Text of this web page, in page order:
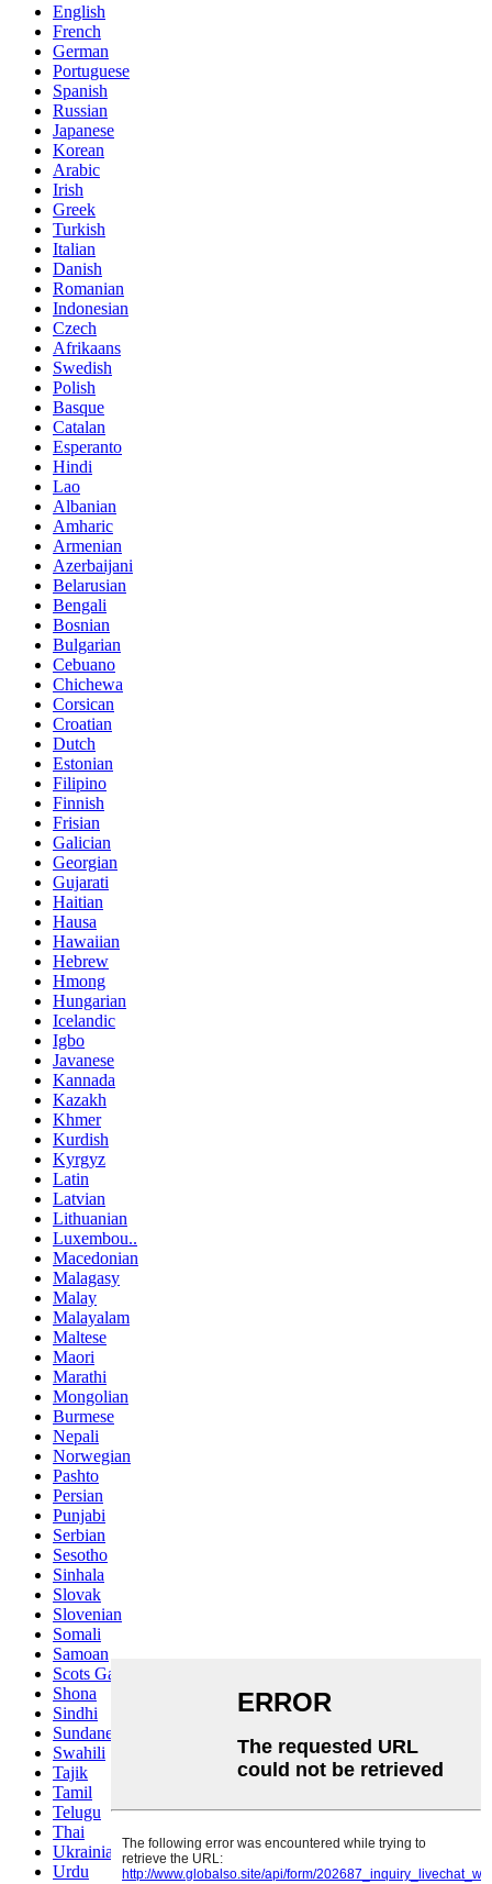
English
French
German
Portuguese
Spanish
Russian
Japanese
Korean
Arabic
Irish
Greek
Turkish
Italian
Danish
Romanian
Indonesian
Czech
Afrikaans
Swedish
Polish
Basque
Catalan
Esperanto
Hindi
Lao
Albanian
Amharic
Armenian
Azerbaijani
Belarusian
Bengali
Bosnian
Bulgarian
Cebuano
Chichewa
Corsican
Croatian
Dutch
Estonian
Filipino
Finnish
Frisian
Galician
Georgian
Gujarati
Haitian
Hausa
Hawaiian
Hebrew
Hmong
Hungarian
Icelandic
Igbo
Javanese
Kannada
Kazakh
Khmer
Kurdish
Kyrgyz
Latin
Latvian
Lithuanian
Luxembou..
Macedonian
Malagasy
Malay
Malayalam
Maltese
Maori
Marathi
Mongolian
Burmese
Nepali
Norwegian
Pashto
Persian
Punjabi
Serbian
Sesotho
Sinhala
Slovak
Slovenian
Somali
Samoan
Scots Gaelic
Shona
Sindhi
Sundanese
Swahili
Tajik
Tamil
Telugu
Thai
Ukrainian
Urdu